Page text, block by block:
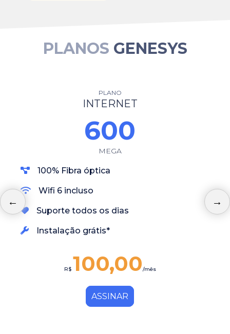
PLANOS GENESYS
PLANO
INTERNET
600
MEGA
100% Fibra óptica
Wifi 6 incluso
Suporte todos os dias
Instalação grátis*
R$ 100,00/mês
ASSINAR